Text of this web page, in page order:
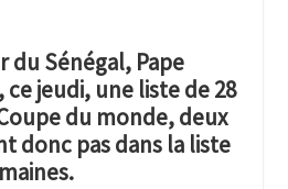
du Sénégal, Pape
ce jeudi, une liste de 28
du monde, deux
donc pas dans la liste